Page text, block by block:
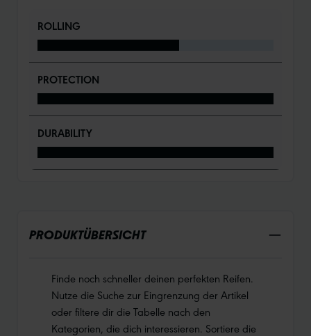
ROLLING
PROTECTION
DURABILITY
PRODUKTÜBERSICHT
Finde noch schneller deinen perfekten Reifen.
Nutze die Suche zur Eingrenzung der Artikel
oder filtere dir die Tabelle nach den
Kategorien, die dich interessieren. Sortiere die